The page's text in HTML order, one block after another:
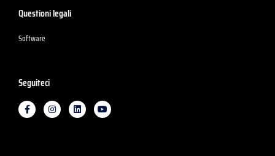
Questioni legali
Software
Seguiteci
F
a
c
I
n
s
L
i
n
Y
o
u